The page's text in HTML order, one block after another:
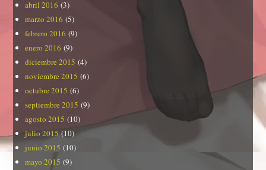
abril 2016 (3)
marzo 2016 (5)
febrero 2016 (9)
enero 2016 (9)
diciembre 2015 (4)
noviembre 2015 (6)
octubre 2015 (6)
septiembre 2015 (9)
agosto 2015 (10)
julio 2015(10)
junio 2015 (10)
mayo 2015 (9)